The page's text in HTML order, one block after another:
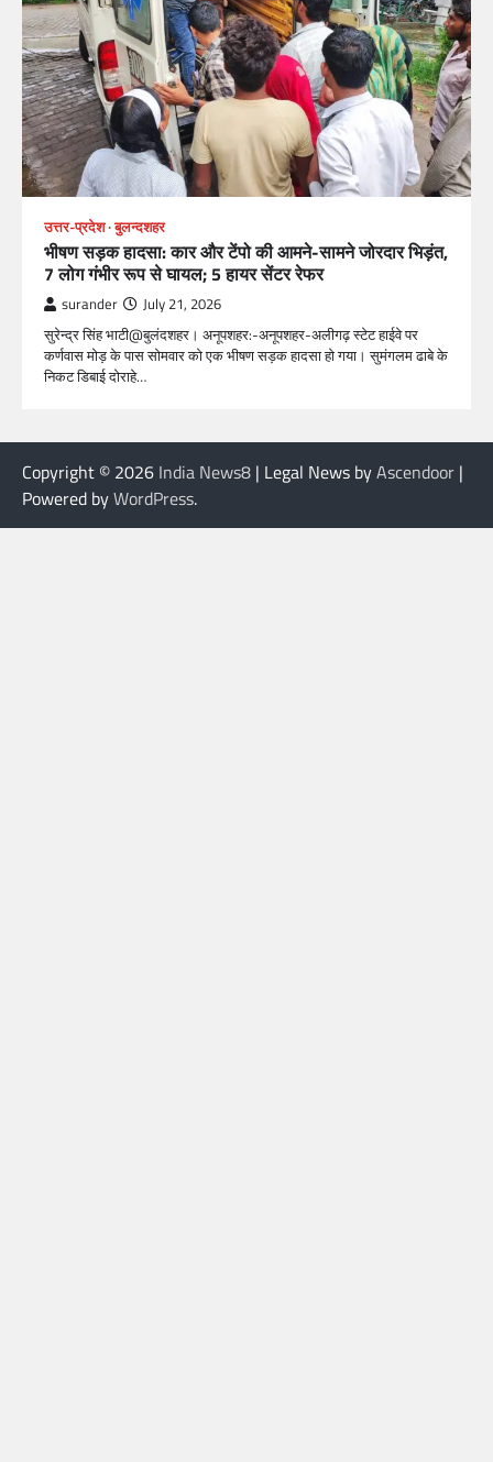
उत्तर-प्रदेश बुलन्दशहर
भीषण सड़क हादसा: कार और टेंपो की आमने-सामने जोरदार भिड़ंत,
7 लोग गंभीर रूप से घायल; 5 हायर सेंटर रेफर​
surander July 21, 2026
सुरेन्द्र सिंह भाटी@बुलंदशहर। अनूपशहर:-अनूपशहर-अलीगढ़ स्टेट हाईवे पर
कर्णवास मोड़ के पास सोमवार को एक भीषण सड़क हादसा हो गया। सुमंगलम ढाबे के
निकट डिबाई दोराहे…
Copyright © 2026 India News8 | Legal News byAscendoor |
Powered byWordPress.